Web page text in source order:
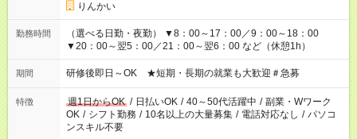
りんかい
勤務時間
（選べる日勤・夜勤） ▼8：00～17：00／9：00～18：00
▼20：00～翌5：00／21：00～翌6：00 など（休憩1h）
期間 研修後即日～OK ★短期・長期の就業も大歓迎＃急募
特徴 週1日からOK / 日払いOK / 40～50代活躍中 / 副業・Wワーク
OK / シフト勤務 / 10名以上の大量募集 / 電話対応なし / パソコ
ンスキル不要